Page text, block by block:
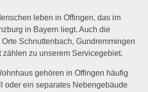
leben in Offingen, das im
in Bayern liegt. Auch die
Schnuttenbach, Gundremmingen
zählen zu unserem Servicegebiet.
gehören in Offingen häufig
oder ein separates Nebengebäude